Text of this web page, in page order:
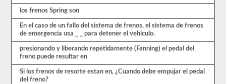
25)
para
aprobar
examen.
Estas
preguntas
se
basan
los frenos Spring son
En el caso de un fallo del sistema de frenos, el sistema de frenos
de emergencia usa _ _ para detener el vehiculo.
presionando y liberando repetidamente (Fanning) el pedal del
freno puede resultar en
Si los frenos de resorte estan en, ¿Cuando debe empujar el pedal
del freno?